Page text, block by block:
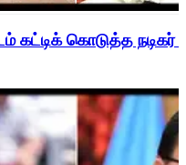
கட்டிக் கொடுத்த நடிகர்